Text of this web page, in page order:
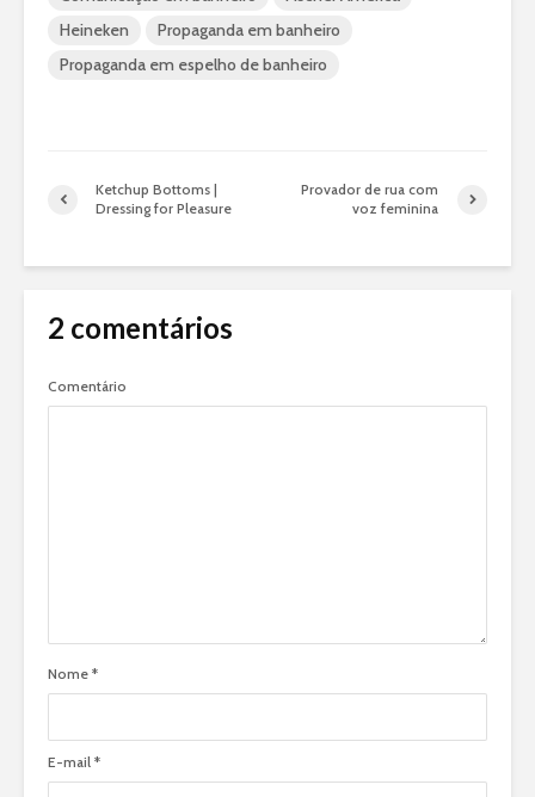
Heineken
Propaganda em banheiro
Propaganda em espelho de banheiro
Ketchup Bottoms |
Dressing for Pleasure
Provador de rua com
voz feminina
2 comentários
Comentário
Nome *
E-mail *